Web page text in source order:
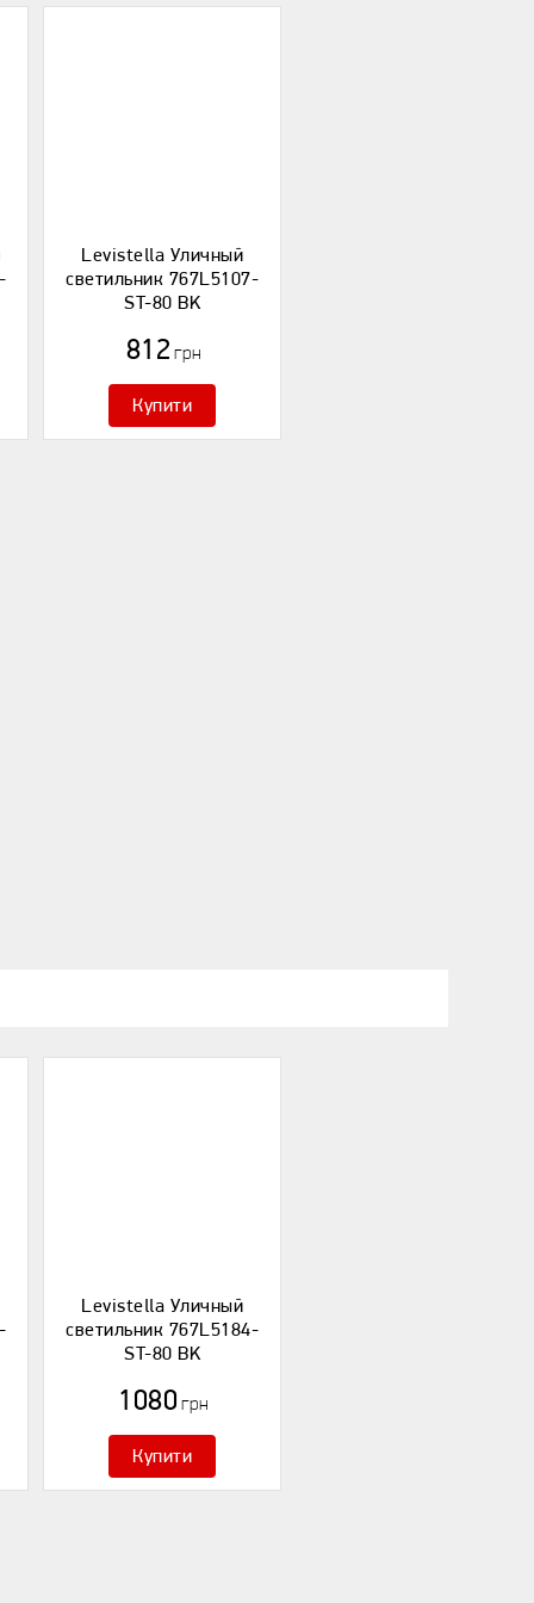
Levistella Уличный
светильник 767L5107-
ST-80 BK
812 грн
Купити
Levistella Уличный
светильник 767L5184-
ST-80 BK
1080 грн
Купити